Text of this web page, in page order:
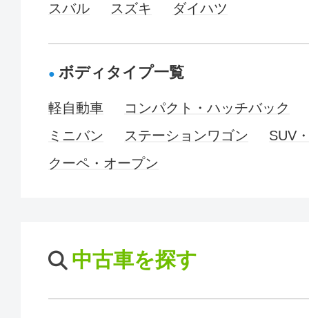
スバル
スズキ ダイハツ
ボディタイプ一覧
軽自動車
コンパクト・ハッチバック
ミニバン
ステーションワゴン
SUV
クーペ・オープン
中古車を探す